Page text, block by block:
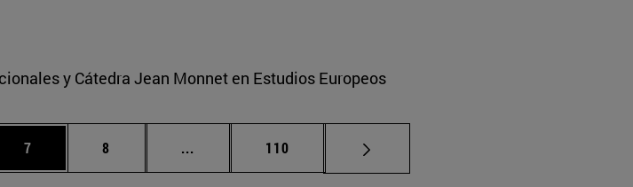
y Cátedra Jean Monnet en Estudios Europeos
Use TAB para desplazarse.
Página
7 Página
8 ... Páginas intermedias Use TAB para desplazarse.
Página
110